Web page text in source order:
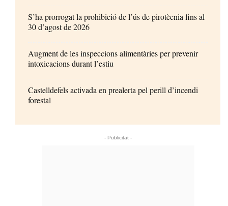
S’ha prorrogat la prohibició de l’ús de pirotècnia fins al
30 d’agost de 2026
Augment de les inspeccions alimentàries per prevenir
intoxicacions durant l’estiu
Castelldefels activada en prealerta pel perill d’incendi
forestal
- Publicitat -